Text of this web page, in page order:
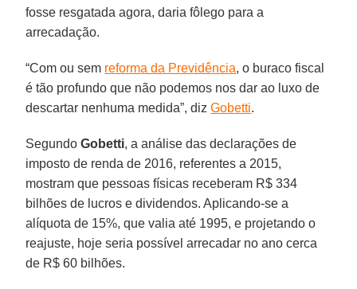
fosse resgatada agora, daria fôlego para a
arrecadação.
“Com ou sem reforma da Previdência, o buraco fiscal
é tão profundo que não podemos nos dar ao luxo de
descartar nenhuma medida”, dizGobetti.
SegundoGobetti, a análise das declarações de
imposto de renda de 2016, referentes a 2015,
mostram que pessoas físicas receberam R$ 334
bilhões de lucros e dividendos. Aplicando-se a
alíquota de 15%, que valia até 1995, e projetando o
reajuste, hoje seria possível arrecadar no ano cerca
de R$ 60 bilhões.